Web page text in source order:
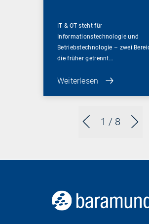
1 / 8
IT & OT steht für
Informationstechnologie und
Betriebstechnologie – zwei
die früher getrennt…
Weiterlesen